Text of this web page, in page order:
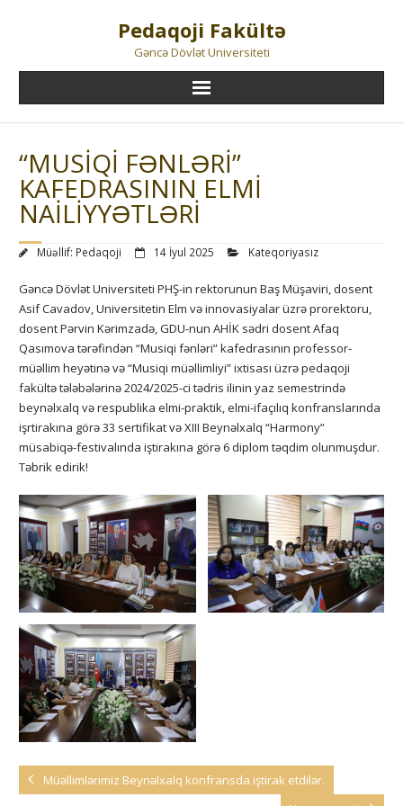
Pedaqoji Fakültə
Gəncə Dövlət Universiteti
“MUSIQI FƏNLƏRI”
KAFEDRASININ ELMI
NAILIYYƏTLƏRI
Müəllif: Pedaqoji 14 İyul 2025 Kateqoriyasız
Gəncə Dövlət Universiteti PHŞ-in rektorunun Baş Müşaviri, dosent
Asif Cavadov, Universitetin Elm və innovasiyalar üzrə prorektoru,
dosent Pərvin Kərimzadə, GDU-nun AHİK sədri dosent Afaq
Qasımova tərəfindən “Musiqi fənləri” kafedrasının professor-
müəllim heyətinə və “Musiqi müəllimliyi” ixtisası üzrə pedaqoji
fakültə tələbələrinə 2024/2025-ci tədris ilinin yaz semestrində
beynəlxalq və respublika elmi-praktik, elmi-ifaçılıq konfranslarında
işrtirakına görə 33 sertifikat və XIII Beynəlxalq “Harmony”
müsabiqə-festivalında iştirakına görə 6 diplom təqdim olunmuşdur.
Təbrik edirik!
Müəllimlərimiz Beynəlxalq konfransda iştirak etdilər.